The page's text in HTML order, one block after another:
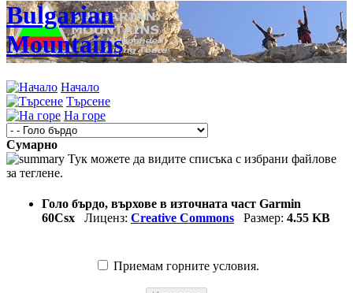
Bulgarian
Mountains
Начало
Търсене
На горе
Сумарно
Тук можете да видите списъка с избрани файлове
за теглене.
Голо бърдо, върхове в източната част Garmin
60Csx Лиценз: Creative Commons Размер: 4.55 KB
Приемам горните условия.